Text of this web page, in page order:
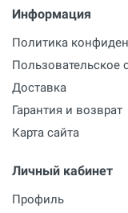
Информация
Политика
Пользовательское
Доставка
Гарантия и возврат
Карта сайта
Личный кабинет
Профиль